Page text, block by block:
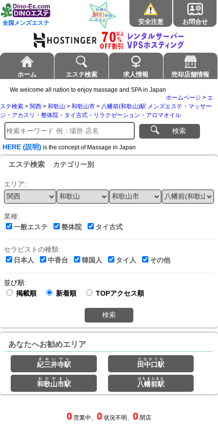
全国メンズエステ 安全注意 お問合せ
ホーム エステ検索 求人情報 売却店舗情報
We welcome all nation to enjoy massage and SPA in Japan
ホームページ > エ
ステ検索 > 関西 > 和歌山 > 和歌山市 > 八幡前(和歌山)駅 メンズエステ・マッサー
ジ・アカスリ・整体院・タイ古式・リラクゼーション・アロマオイル
検索
HERE (説明) is the concept of Massage in Japan
エステ検索 カテゴリー別
エリア:
業種:
一般エステ
整体院 タイ古式
セラピストの種類:
日本人
中香台 韓国人 タイ人 その他
並び順:
掲載順
新着順 TOPアクセス順
検索
あなたへお勧めエリア
紀三井寺駅
きみいでら
田中口駅
たなかぐち
和歌山市駅
わかやまし
八幡前駅
はちまんまえ
0 営業中、 0 状況不明、 0 閉店